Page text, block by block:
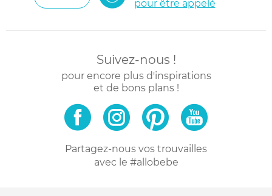
pour être appelé
Suivez-nous !
pour encore plus d'inspirations
et de bons plans !
Partagez-nous vos trouvailles
avec le #allobebe